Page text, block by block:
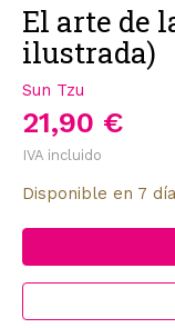
El arte de
ilustrada)
Sun Tzu
21,90 €
IVA incluido
Disponible en 7